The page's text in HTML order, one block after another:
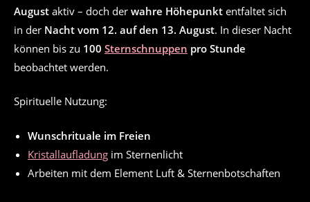
August aktiv – doch der wahre Höhepunkt entfaltet sich
in der Nacht vom 12. auf den 13. August. In dieser Nacht
können bis zu 100 Sternschnuppen pro Stunde
beobachtet werden.
Spirituelle Nutzung:
Wunschrituale im Freien
Kristallaufladung im Sternenlicht
Arbeiten mit dem Element Luft & Sternenbotschaften